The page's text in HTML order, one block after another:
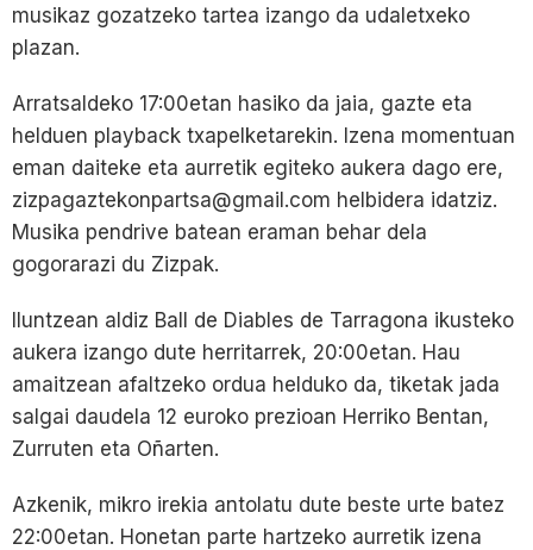
musikaz gozatzeko tartea izango da udaletxeko
plazan.
Arratsaldeko 17:00etan hasiko da jaia, gazte eta
helduen playback txapelketarekin. Izena momentuan
eman daiteke eta aurretik egiteko aukera dago ere,
zizpagaztekonpartsa@gmail.com helbidera idatziz.
Musika pendrive batean eraman behar dela
gogorarazi du Zizpak.
Iluntzean aldiz Ball de Diables de Tarragona ikusteko
aukera izango dute herritarrek, 20:00etan. Hau
amaitzean afaltzeko ordua helduko da, tiketak jada
salgai daudela 12 euroko prezioan Herriko Bentan,
Zurruten eta Oñarten.
Azkenik, mikro irekia antolatu dute beste urte batez
22:00etan. Honetan parte hartzeko aurretik izena